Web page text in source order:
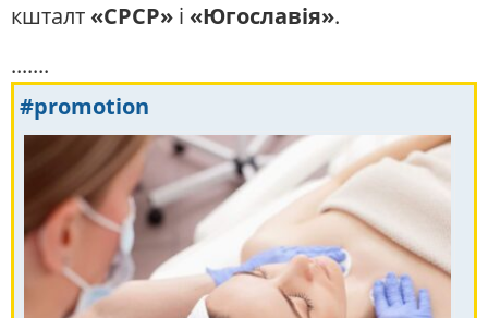
кшталт «СРСР» і «Югославія».
.......
#promotion